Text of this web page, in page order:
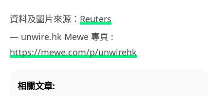
資料及圖片來源： Reuters
— unwire.hk Mewe 專頁 :
https://mewe.com/p/unwirehk
相關文章: